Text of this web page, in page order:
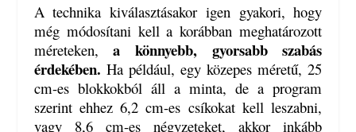
A technika kiválasztásakor igen gyakori, hogy
még módosítani kell a korábban meghatározott
méreteken,a könnyebb, gyorsabb szabás
érdekében. Ha például, egy közepes méretű, 25
cm-es blokkokból áll a minta, de a program
szerint ehhez 6,2 cm-es csíkokat kell leszabni,
vagy 8,6 cm-es négyzeteket, akkor inkább